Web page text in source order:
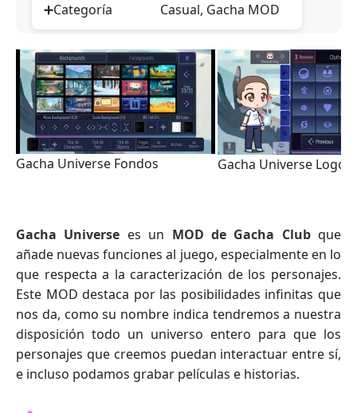
➕Categoría Casual, Gacha MOD
Gacha Universe Fondos Gacha Universe Logos
Gacha Universe es un MOD de Gacha Clubque
añade nuevas funciones al juego, especialmente en lo
que respecta a la caracterización de los personajes.
Este MOD destaca por las posibilidades infinitas que
nos da, como su nombre indica tendremos a nuestra
disposición todo un universo entero para que los
personajes que creemos puedan interactuar entre sí,
e incluso podamos grabar películas e historias.